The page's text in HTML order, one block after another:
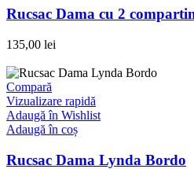
Rucsac Dama cu 2
135,00 lei
Compară
Vizualizare rapidă
Adaugă în Wishlist
Adaugă în coș
Rucsac Dama Lynda Bordo